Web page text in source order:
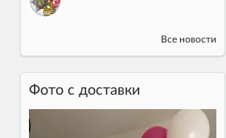
Все новости
Фото c доставки